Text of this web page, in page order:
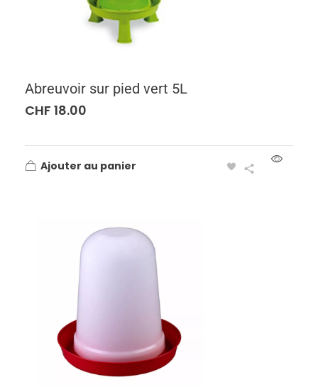
Abreuvoir sur pied vert 5L
CHF 18.00
Ajouter au panier